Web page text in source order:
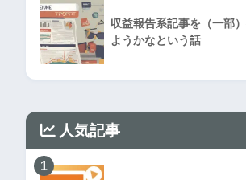
収益報告系記事を（一部
ようかなという話
人気記事
1